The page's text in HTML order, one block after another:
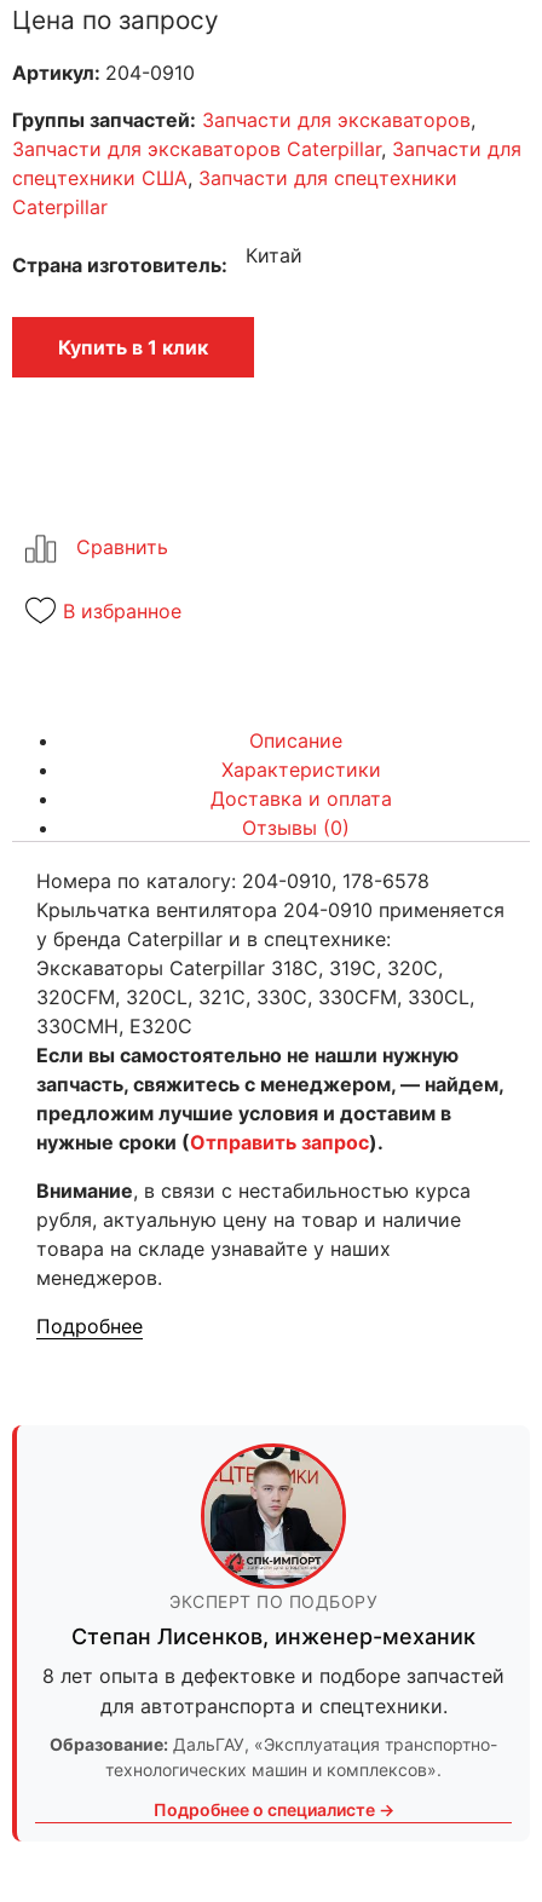
Цена по запросу
Артикул: 204-0910
Группы запчастей: Запчасти для экскаваторов,
Запчасти для экскаваторов Caterpillar, Запчасти для
спецтехники США, Запчасти для спецтехники
Caterpillar
Страна изготовитель Китай
Купить в 1 клик
В избранное
Описание
Характеристики
Доставка и оплата
Отзывы (0)
Номера по каталогу: 204-0910, 178-6578
Крыльчатка вентилятора 204-0910 применяется
у бренда Caterpillar и в спецтехнике:
Экскаваторы Caterpillar 318C, 319C, 320C,
320CFM, 320CL, 321C, 330C, 330CFM, 330CL,
330CMH, E320C
Если вы самостоятельно не нашли нужную
запчасть, свяжитесь с менеджером, — найдем,
предложим лучшие условия и доставим в
нужные сроки (Отправить запрос).
Внимание, в связи с нестабильностью курса
рубля, актуальную цену на товар и наличие
товара на складе узнавайте у наших
менеджеров.
Подробнее
ЭКСПЕРТ ПО ПОДБОРУ
Степан Лисенков, инженер-механик
8 лет опыта в дефектовке и подборе запчастей
для автотранспорта и спецтехники.
Образование: ДальГАУ, «Эксплуатация транспортно-
технологических машин и комплексов».
Подробнее о специалисте →